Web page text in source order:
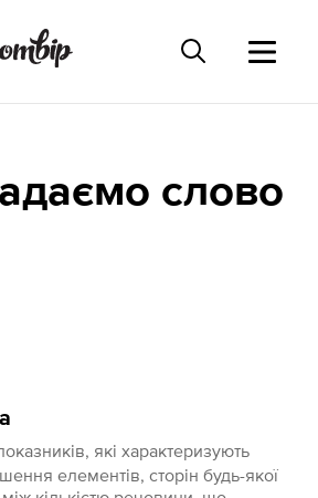
які характеризують
елементів, сторін будь-якої
слово